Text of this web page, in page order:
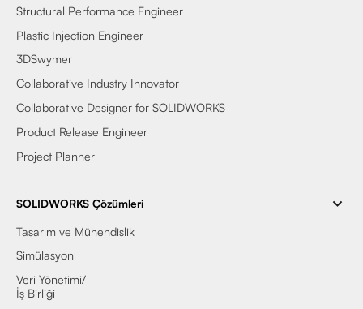
Structural Performance Engineer
Plastic Injection Engineer
3DSwymer
Collaborative Industry Innovator
Collaborative Designer for SOLIDWORKS
Product Release Engineer
Project Planner
SOLIDWORKS Çözümleri
Tasarım ve Mühendislik
Simülasyon
Veri Yönetimi/
İş Birliği